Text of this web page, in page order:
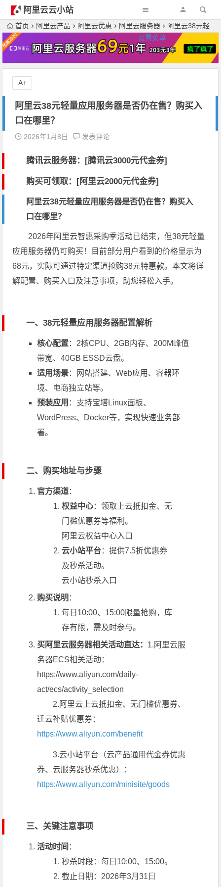
阿里云云小站
设置菜单
首页 阿里云产品 阿里云优惠 阿里云服务器 阿里云38元轻量应用服务器是否仍在售？购买入口在哪里？
阿里云38元轻量应用服务器是否仍在售？购买入
口在哪里？
2026年1月8日 发表评论
腾讯云服务器：[腾讯云3000元代金券]
购买可领取：[阿里云2000元代金券]
阿里云38元轻量应用服务器是否仍在售？购买入
口在哪里？
2026年阿里云智惠采购季活动已结束，但38元轻量
应用服务器仍可购买！目前部分用户看到的价格显示为
68元，实际可通过特定渠道抢购38元特惠款。本文将详
解配置、购买入口及注意事项，助您轻松入手。
一、38元轻量应用服务器配置解析
核心配置：2核CPU、2GB内存、200M峰值
带宽、40GB ESSD云盘。
适用场景：网站搭建、Web应用、容器环
境、电商独立站等。
预装应用 ：支持宝塔Linux面板、
WordPress、Docker等，实现快速业务部
署。
二、购买地址与步骤
官方渠道：
权益中心：领取上云抵扣金、无
门槛优惠券等福利。
阿里云权益中心入口
云小站平台：提供7.5折优惠券
及秒杀活动。
云小站秒杀入口
购买说明 ：
每日10:00、15:00限量抢购，库
存有限，需及时参与。
买阿里云服务器相关活动直达： 1.阿里云服
务器ECS相关活动：
https://www.aliyun.com/daily-
act/ecs/activity_selection
2.阿里云上云抵扣金、无门槛优惠券、
迁云补贴优惠券：
https://www.aliyun.com/benefit
3.云小站平台（云产品通用代金券优惠
券、云服务器秒杀优惠）：
https://www.aliyun.com/minisite/goods
三、关键注意事项
活动时间 ：
秒杀时段：每日10:00、15:00。
截止日期：2026年3月31日
A+